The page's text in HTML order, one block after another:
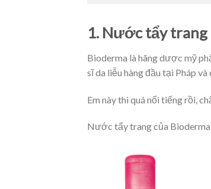
1. Nước tẩy trang
Bioderma là hãng dược mỹ
sĩ da liễu hàng đầu tại Pháp
Em này thì quá nổi tiếng rồi,
Nước tẩy trang của